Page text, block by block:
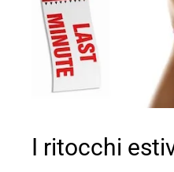
I ritocchi